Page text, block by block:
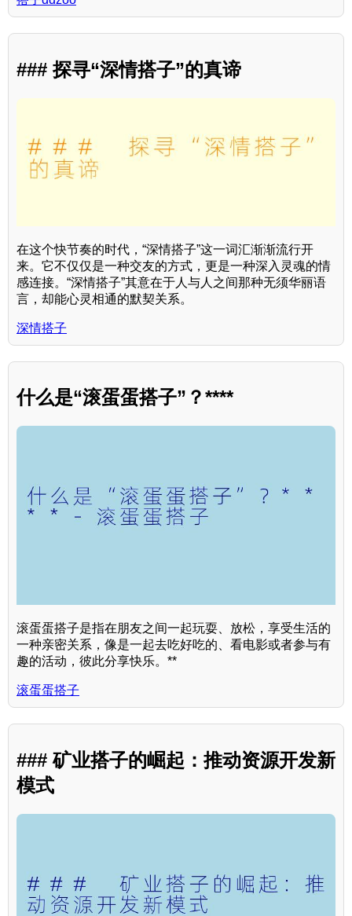
### 探寻“深情搭子”的真谛
在这个快节奏的时代，“深情搭子”这一词汇渐渐流行开
来。它不仅仅是一种交友的方式，更是一种深入灵魂的情
感连接。“深情搭子”其意在于人与人之间那种无须华丽语
言，却能心灵相通的默契关系。
深情搭子
什么是“滚蛋蛋搭子”？****
滚蛋蛋搭子是指在朋友之间一起玩耍、放松，享受生活的
一种亲密关系，像是一起去吃好吃的、看电影或者参与有
趣的活动，彼此分享快乐。**
滚蛋蛋搭子
### 矿业搭子的崛起：推动资源开发新
模式